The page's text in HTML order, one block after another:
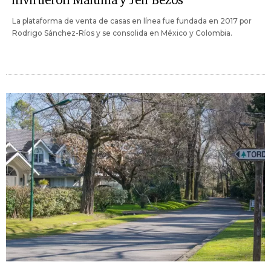
La plataforma de venta de casas en línea fue fundada en 2017 por
Rodrigo Sánchez-Ríos y se consolida en México y Colombia.